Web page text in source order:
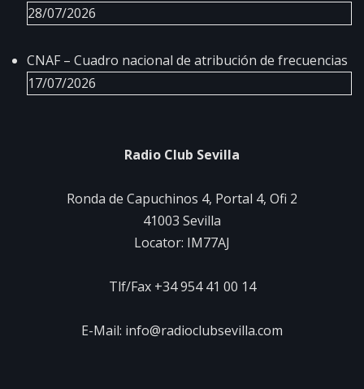
28/07/2026
CNAF – Cuadro nacional de atribución de frecuencias
17/07/2026
Radio Club Sevilla
Ronda de Capuchinos 4, Portal 4, Ofi 2
41003 Sevilla
Locator: IM77AJ
Tlf/Fax +34 954 41 00 14
E-Mail: info@radioclubsevilla.com